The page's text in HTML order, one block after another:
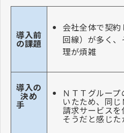
導入前
の課題
会社全体で契
回線）が多く
理が煩雑
導入の
決め
手
ＮＴＴグルー
いたため、同
請求サービス
そうだと感じた